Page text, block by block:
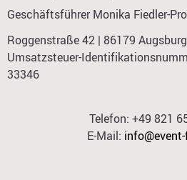
Geschäftsführer Monika Fiedler-
Roggenstraße 42 | 86179
Umsatzsteuer-
33346
Telefon: +49 821
E-Mail: